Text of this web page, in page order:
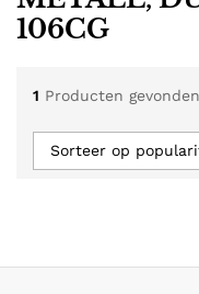
106CG
1 Producten gevonden
Sorteer op